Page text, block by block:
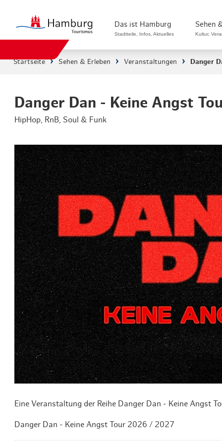
Das ist Hamburg
Stadtteile, Infos, Aktuelles
Die Welt in Hamburg
Hamburg nachhaltig erleben
Hamburg das ganze Jahr
Hamburg für...
Infos & Mobilität
Sehen
Kultur,
Kultur &
Hamburg
Radfahren
Routen &
Historisches
Grüne
Erlebnis,
Startseite Sehen & Erleben Veranstaltungen Danger
Danger Dan - Keine Angst
HipHop, RnB, Soul & Funk
Eine Veranstaltung der Reihe Danger Dan - Keine Angst
Danger Dan - Keine Angst Tour 2026 / 2027